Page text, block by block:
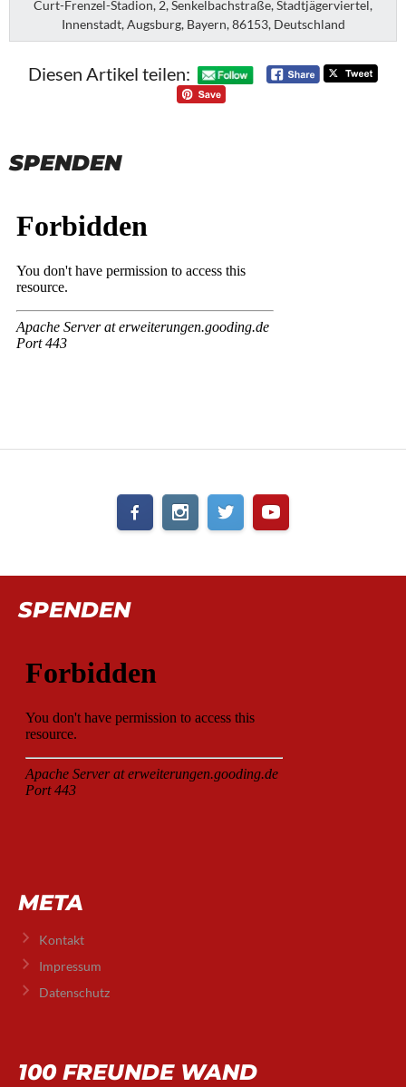
Curt-Frenzel-Stadion, 2, Senkelbachstraße, Stadtjägerviertel,
Innenstadt, Augsburg, Bayern, 86153, Deutschland
Diesen Artikel teilen:
SPENDEN
SPENDEN
META
Kontakt
Impressum
Datenschutz
100 FREUNDE WAND